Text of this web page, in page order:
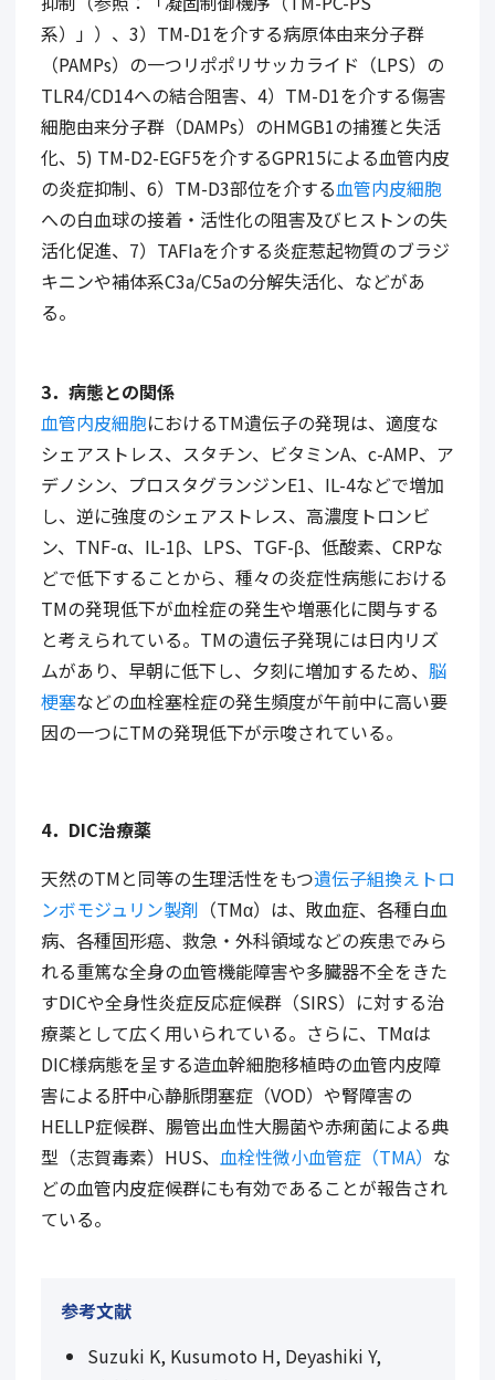
系）」）、 3） TM-D1を介する病原体由来分子群
（PAMPs）の一つリポポリサッカライド（LPS）の
TLR4/CD14への結合阻害、 4） TM-D1を介する傷害
細胞由来分子群（DAMPs）のHMGB1の捕獲と失活
化、 5) TM-D2-EGF5を介するGPR15による血管内皮
の炎症抑制、 6） TM-D3部位を介する血管内皮細胞
への白血球の接着・活性化の阻害及びヒストンの失
活化促進、 7） TAFIaを介する炎症惹起物質のブラジ
キニンや補体系C3a/C5aの分解失活化、などがあ
る。
3．病態との関係
血管内皮細胞におけるTM遺伝子の発現は、適度な
シェアストレス、スタチン、ビタミンA、 c-AMP、ア
デノシン、プロスタグランジンE1、 IL-4などで増加
し、逆に強度のシェアストレス、高濃度トロンビ
ン、 TNF-α、 IL-1β、 LPS、 TGF-β、低酸素、 CRPな
どで低下することから、種々の炎症性病態における
TMの発現低下が血栓症の発生や増悪化に関与する
と考えられている。 TMの遺伝子発現には日内リズ
ムがあり、早朝に低下し、夕刻に増加するため、 脳
梗塞などの血栓塞栓症の発生頻度が午前中に高い要
因の一つにTMの発現低下が示唆されている。
4． DIC治療薬
天然のTMと同等の生理活性をもつ遺伝子組換えトロ
ンボモジュリン製剤 （TMα）は、敗血症、各種白血
病、各種固形癌、救急・外科領域などの疾患でみら
れる重篤な全身の血管機能障害や多臓器不全をきた
すDICや全身性炎症反応症候群（SIRS）に対する治
療薬として広く用いられている。さらに、 TMαは
DIC様病態を呈する造血幹細胞移植時の血管内皮障
害による肝中心静脈閉塞症（VOD）や腎障害の
HELLP症候群、腸管出血性大腸菌や赤痢菌による典
型（志賀毒素） HUS、 血栓性微小血管症（TMA） な
どの血管内皮症候群にも有効であることが報告され
ている。
参考文献
Suzuki K, Kusumoto H, Deyashiki Y,